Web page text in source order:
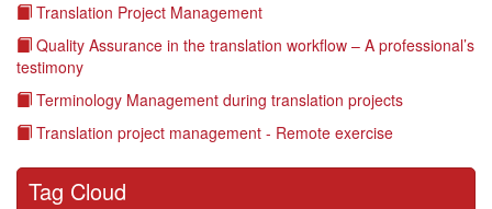
Translation Project Management
Quality Assurance in the translation workflow – A professional’s
testimony
Terminology Management during translation projects
Translation project management - Remote exercise
Tag Cloud